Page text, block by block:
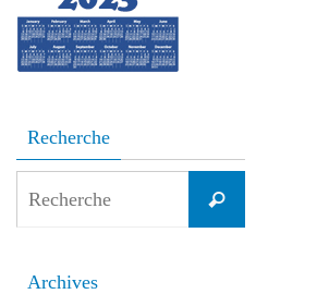
Recherche
Recherche
Archives